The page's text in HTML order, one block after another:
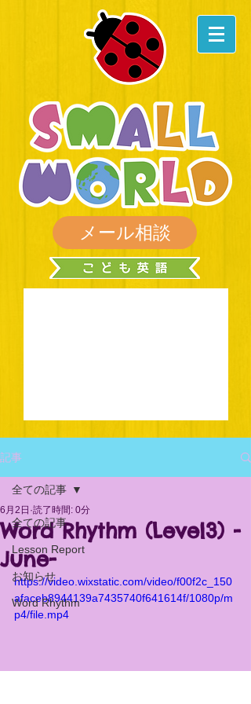
メール相談
記事
全ての記事
Lesson Report
お知らせ
Word Rhythm
全ての記事
Word Rhythm (Level3) -
June-
6月2日 読了時間: 0分
https://video.wixstatic.com/video/f00f2c_150
afaceb8944139a7435740f641614f/1080p/m
p4/file.mp4